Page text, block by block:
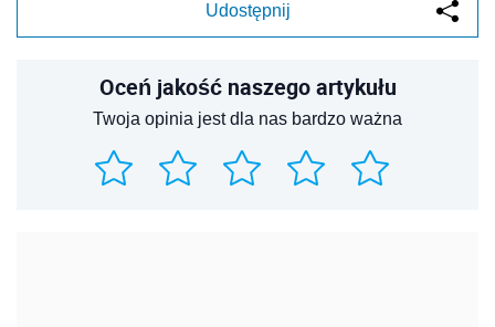
Udostępnij
Oceń jakość naszego artykułu
Twoja opinia jest dla nas bardzo ważna